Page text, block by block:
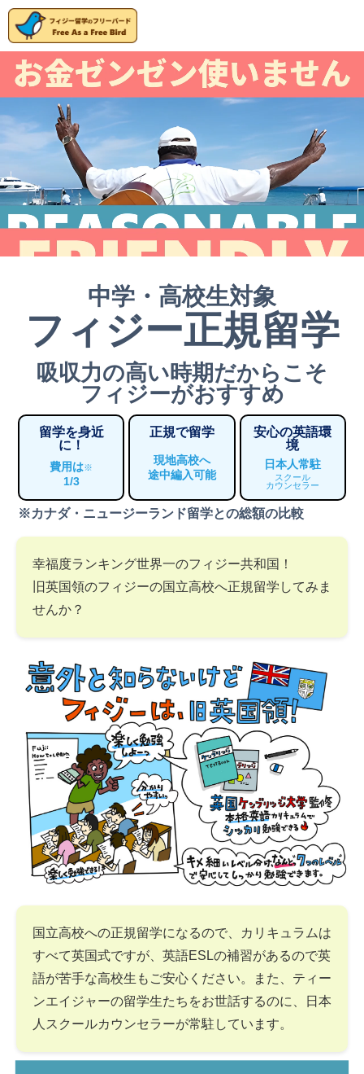
中学・高校生対象
フィジー正規留学
吸収力の高い時期だからこそ
フィジーがおすすめ
留学を身近
に！
費用は※
1/3
正規で留学
現地高校へ
途中編入可能
安心の英語環
境
日本人常駐
スクール
カウンセラー
※カナダ・ニュージーランド留学との総額の比較
幸福度ランキング世界一のフィジー共和国！
旧英国領のフィジーの国立高校へ正規留学してみま
せんか？
国立高校への正規留学になるので、カリキュラムは
すべて英国式ですが、英語ESLの補習があるので英
語が苦手な高校生もご安心ください。また、ティー
ンエイジャーの留学生たちをお世話するのに、日本
人スクールカウンセラーが常駐しています。